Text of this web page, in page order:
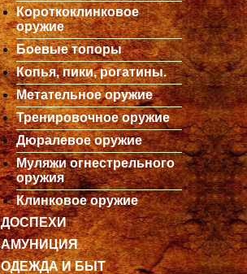
Короткоклинковое
оружие
Боевые топоры
Копья, пики, рогатины.
Метательное оружие
Тренировочное оружие
Дюралевое оружие
Муляжи огнестрельного
оружия
Клинковое оружие
ДОСПЕХИ
АМУНИЦИЯ
ОДЕЖДА И БЫТ